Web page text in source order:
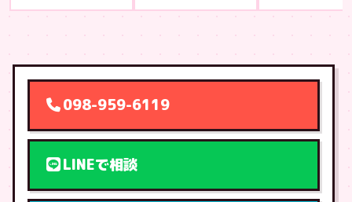
098-959-6119
LINEで相談